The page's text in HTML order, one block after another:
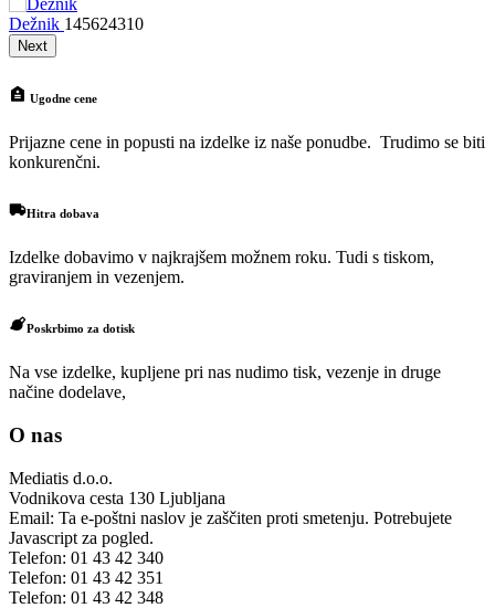
Dežnik 145624310
Next
Ugodne cene
Prijazne cene in popusti na izdelke iz naše ponudbe. Trudimo se biti
konkurenčni.
Hitra dobava
Izdelke dobavimo v najkrajšem možnem roku. Tudi s tiskom,
graviranjem in vezenjem.
Poskrbimo za dotisk
Na vse izdelke, kupljene pri nas nudimo tisk, vezenje in druge
načine dodelave,
O nas
Mediatis d.o.o.
Vodnikova cesta 130 Ljubljana
Email: Ta e-poštni naslov je zaščiten proti smetenju. Potrebujete
Javascript za pogled.
Telefon: 01 43 42 340
Telefon: 01 43 42 351
Telefon: 01 43 42 348